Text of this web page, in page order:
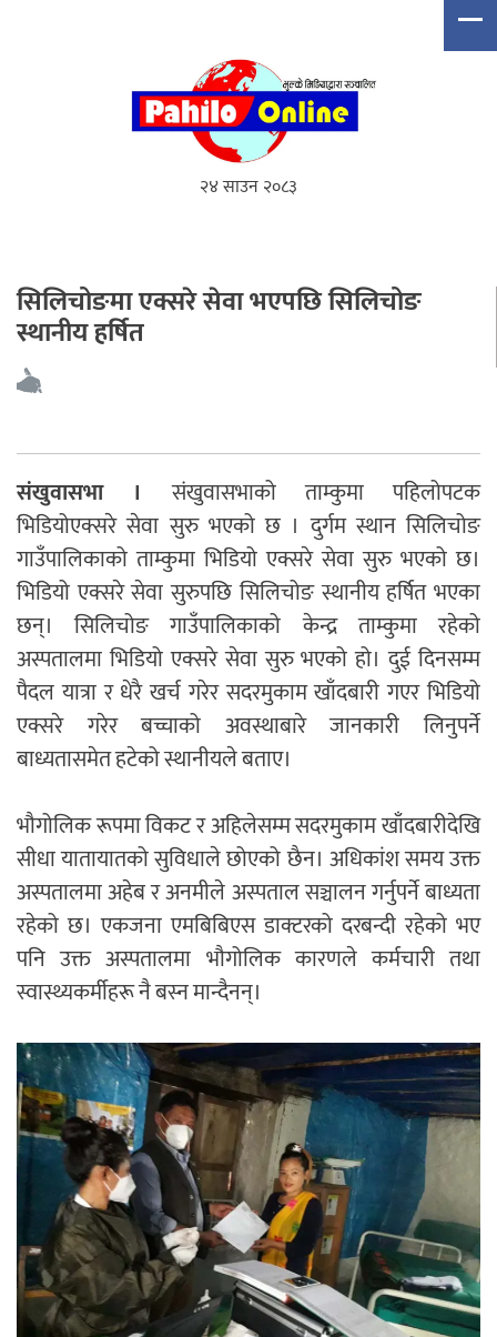
२४ साउन २०८३
सिलिचोङमा एक्सरे सेवा भएपछि सिलिचोङ
स्थानीय हर्षित
संखुवासभा । संखुवासभाको ताम्कुमा पहिलोपटक
भिडियोएक्सरे सेवा सुरु भएको छ । दुर्गम स्थान सिलिचोङ
गाउँपालिकाको ताम्कुमा भिडियो एक्सरे सेवा सुरु भएको छ।
भिडियो एक्सरे सेवा सुरुपछि सिलिचोङ स्थानीय हर्षित भएका
छन्। सिलिचोङ गाउँपालिकाको केन्द्र ताम्कुमा रहेको
अस्पतालमा भिडियो एक्सरे सेवा सुरु भएको हो। दुई दिनसम्म
पैदल यात्रा र धेरै खर्च गरेर सदरमुकाम खाँदबारी गएर भिडियो
एक्सरे गरेर बच्चाको अवस्थाबारे जानकारी लिनुपर्ने
बाध्यतासमेत हटेको स्थानीयले बताए।
भौगोलिक रूपमा विकट र अहिलेसम्म सदरमुकाम खाँदबारीदेखि
सीधा यातायातको सुविधाले छोएको छैन। अधिकांश समय उक्त
अस्पतालमा अहेब र अनमीले अस्पताल सञ्चालन गर्नुपर्ने बाध्यता
रहेको छ। एकजना एमबिबिएस डाक्टरको दरबन्दी रहेको भए
पनि उक्त अस्पतालमा भौगोलिक कारणले कर्मचारी तथा
स्वास्थ्यकर्मीहरू नै बस्न मान्दैनन्।